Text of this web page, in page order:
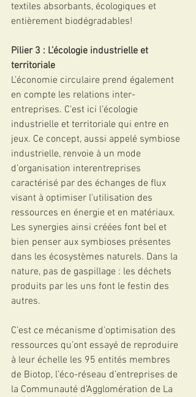
textiles absorbants, écologiques et
entièrement biodégradables!
Pilier 3 : L’écologie industrielle et
territoriale
L’économie circulaire prend également
en compte les relations inter-
entreprises. C’est ici l’écologie
industrielle et territoriale qui entre en
jeux. Ce concept, aussi appelé symbiose
industrielle, renvoie à un mode
d’organisation interentreprises
caractérisé par des échanges de flux
visant à optimiser l’utilisation des
ressources en énergie et en matériaux.
Les synergies ainsi créées font bel et
bien penser aux symbioses présentes
dans les écosystèmes naturels. Dans la
nature, pas de gaspillage : les déchets
produits par les uns font le festin des
autres.
C’est ce mécanisme d’optimisation des
ressources qu’ont essayé de reproduire
à leur échelle les 95 entités membres
de Biotop, l’éco-réseau d’entreprises de
la Communauté d’Agglomération de La